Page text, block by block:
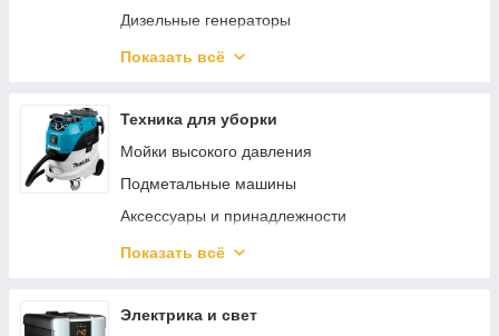
Пневмоотвертки
Пневмоножницы и пилы
Пневматические лобзики
Циркуляционные насосы
Дизельные генераторы
Комплектующие для генераторов
Показать всё
Техника для уборки
Мойки высокого давления
Подметальные машины
Аксессуары и принадлежности
Пылесосы
Очистители окон
Показать всё
Электрика и свет